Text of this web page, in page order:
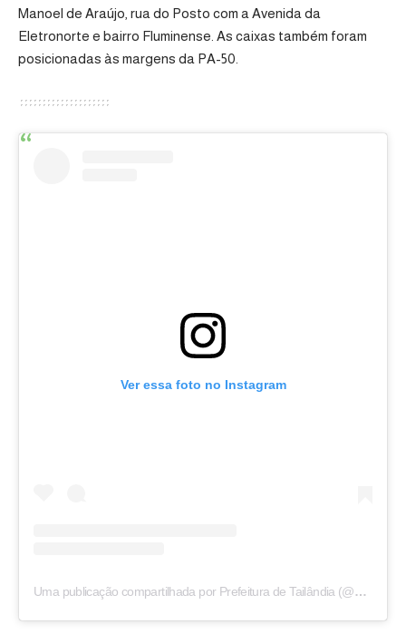
Manoel de Araújo, rua do Posto com a Avenida da
Eletronorte e bairro Fluminense. As caixas também foram
posicionadas às margens da PA-50.
Ver essa foto no Instagram
Uma publicação compartilhada por Prefeitura de Tailândia (@prefeituradetailandia)